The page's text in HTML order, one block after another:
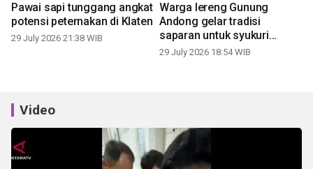
Pawai sapi tunggang angkat
potensi peternakan di Klaten
29 July 2026 21:38 WIB
Warga lereng Gunung
Andong gelar tradisi
saparan untuk syukuri
panen
29 July 2026 18:54 WIB
Video